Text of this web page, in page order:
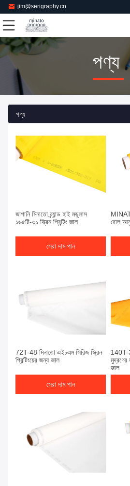
jim@serigraphy.cn
পণ্য
পণ্য
জাপানি মিনাতো ব্র্যান্ড হাই মডুলাস
১৬৫টি-৩১ স্ক্রিন প্রিন্টিং জাল
সেরা দাম পান
রোল
72T-48 মিনাতো এইচএম সিরিজ স্ক্রিন
প্রিন্টিংয়ের জন্য জাল
সেরা দাম পান
140T-
মুদ্রণের
জাল